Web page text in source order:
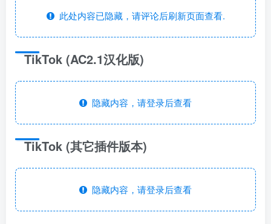
此处内容已隐藏，请评论后刷新页面查看.
TikTok (AC2.1汉化版)
隐藏内容，请登录后查看
TikTok (其它插件版本)
隐藏内容，请登录后查看